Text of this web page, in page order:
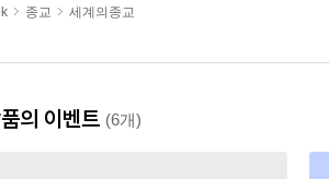
종교 세계의종교
의 이벤트 (6개)